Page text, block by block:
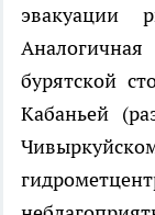
эвакуации
бурятской
Кабаньей